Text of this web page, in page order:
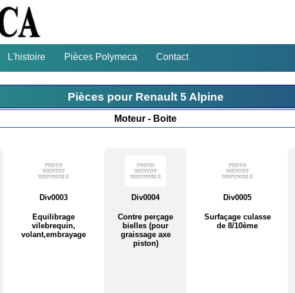
L'histoire Pièces Polymeca Contact
Pièces pour Renault 5 Alpine
Moteur - Boite
Div0003
Equilibrage
vilebrequin,
volant,embrayage
Div0004
Contre perçage
bielles (pour
graissage axe
piston)
Div0005
Surfaçage culasse
de 8/10ème